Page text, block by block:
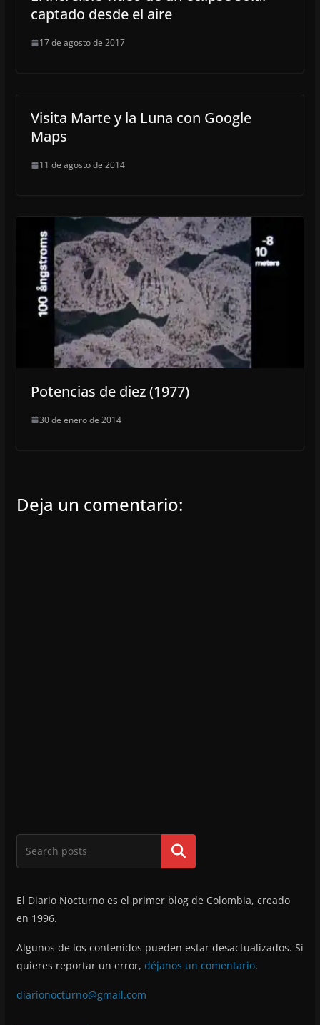
captado desde el aire
17 de agosto de 2017
Visita Marte y la Luna con Google
Maps
11 de agosto de 2014
Potencias de diez (1977)
30 de enero de 2014
Deja un comentario:
Buscar
El Diario Nocturno es el primer blog de Colombia, creado
en 1996.
Algunos de los contenidos pueden estar desactualizados. Si
quieres reportar un error, déjanos un comentario.
diarionocturno@gmail.com